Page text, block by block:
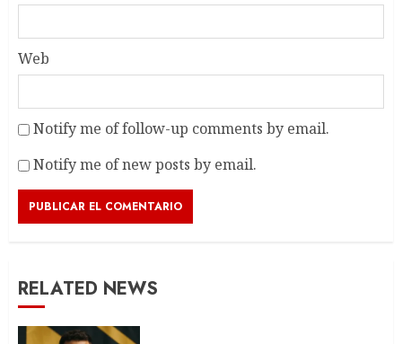
Web
Notify me of follow-up comments by email.
Notify me of new posts by email.
RELATED NEWS